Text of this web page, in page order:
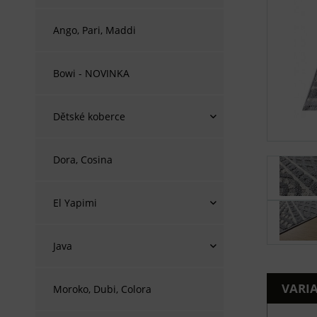
Ango, Pari, Maddi
Bowi - NOVINKA
Dětské koberce
Dora, Cosina
El Yapimi
Java
Moroko, Dubi, Colora